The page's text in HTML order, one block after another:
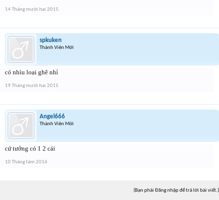
14 Tháng mười hai 2015
spkuken
Thành Viên Mới
có nhìu loại ghê nhỉ
19 Tháng mười hai 2015
Angel666
Thành Viên Mới
cứ tưởng có 1 2 cái
10 Tháng tám 2016
(Bạn phải Đăng nhập để trả lời bài viết.)